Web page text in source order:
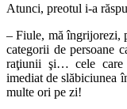
Atunci, preotul i-a
– Fiule, mă îngrijorezi,
categorii de persoane
raţiunii şi… cele care
imediat de slăbiciunea
multe ori pe zi!